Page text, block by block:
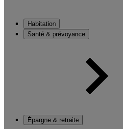
Habitation
Santé & prévoyance
Épargne & retraite